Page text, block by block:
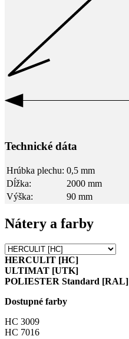
Technické dáta
Hrúbka plechu: 0,5 mm
Dĺžka:
2000 mm
Výška:
90 mm
Nátery a farby
HERCULIT [HC]
ULTIMAT [UTK]
POLIESTER Standard [RAL]
Dostupné farby
HC 3009
HC 7016